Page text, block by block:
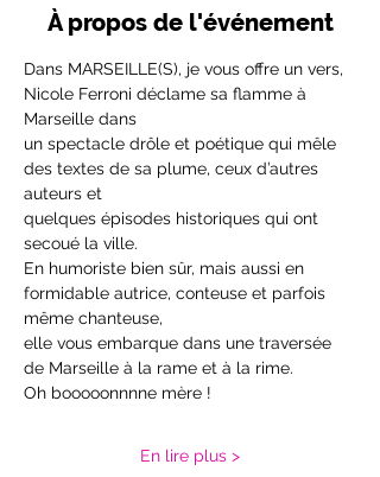
À propos de l'événement
Dans MARSEILLE(S), je vous offre un vers,
Nicole Ferroni déclame sa flamme à
Marseille dans
un spectacle drôle et poétique qui mêle
des textes de sa plume, ceux d’autres
auteurs et
quelques épisodes historiques qui ont
secoué la ville.
En humoriste bien sûr, mais aussi en
formidable autrice, conteuse et parfois
même chanteuse,
elle vous embarque dans une traversée
de Marseille à la rame et à la rime.
Oh booooonnnne mère !
En lire plus >